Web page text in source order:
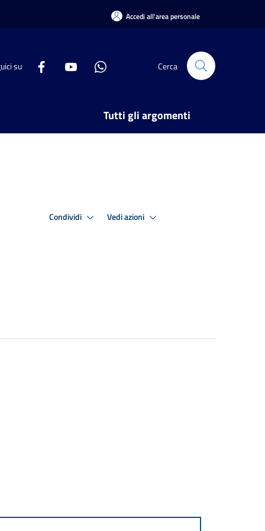
Accedi all'area personale
su Cerca
Tutti gli argomenti
Condividi Vedi azioni